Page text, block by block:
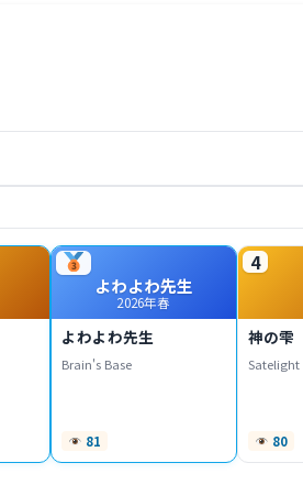
よわよわ先生
2026年春
よわよわ先生
Brain's Base
81
4
神の雫
Satelight
80